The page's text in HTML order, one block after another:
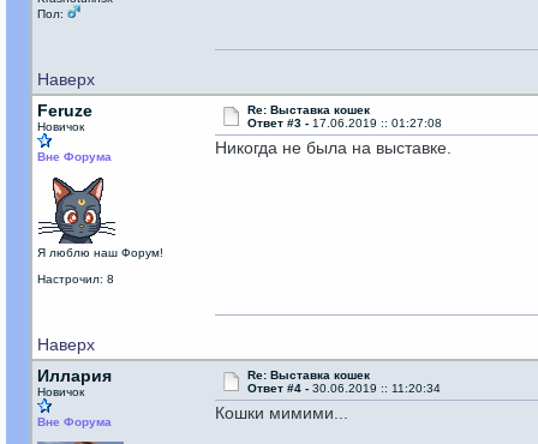
Пол:
Наверх
Feruze
Новичок
Вне Форума
Я люблю наш Форум!
Настрочил: 8
Re: Выставка кошек
Ответ #3 - 17.06.2019 :: 01:27:08
Никогда не была на выставке.
Наверх
Иллария
Новичок
Вне Форума
Re: Выставка кошек
Ответ #4 - 30.06.2019 :: 11:20:34
Кошки мимими...